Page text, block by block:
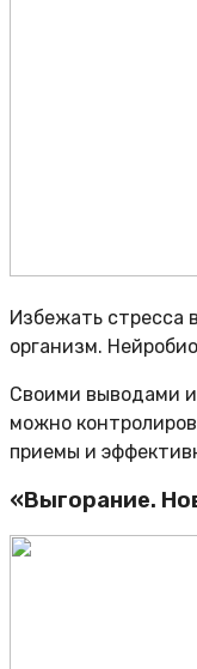
Избежать стресса
организм.
Своими выводами и
можно
приемы и
«Выгорание.